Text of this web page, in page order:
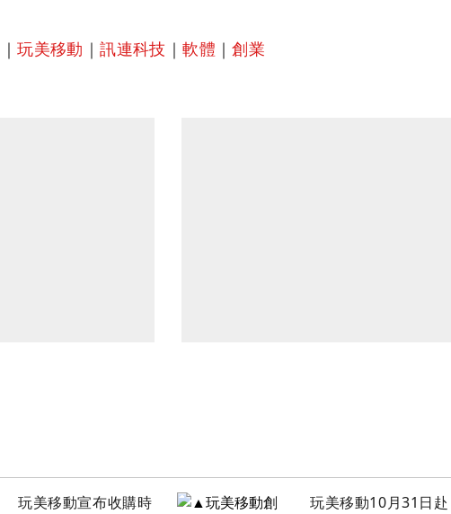
｜玩美移動 ｜訊連科技 ｜軟體 ｜創業
玩美移動宣布收購時
玩美移動10月31日赴